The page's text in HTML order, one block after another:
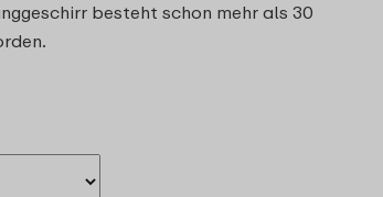
besteht schon mehr als 30